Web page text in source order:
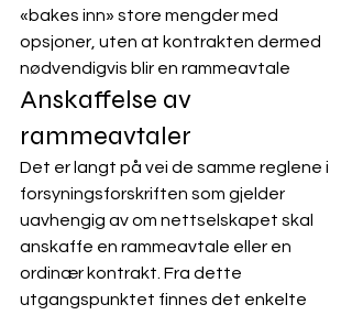
«bakes inn» store mengder med
opsjoner, uten at kontrakten dermed
nødvendigvis blir en rammeavtale
Anskaffelse av
rammeavtaler
Det er langt på vei de samme reglene i
forsyningsforskriften som gjelder
uavhengig av om nettselskapet skal
anskaffe en rammeavtale eller en
ordinær kontrakt. Fra dette
utgangspunktet finnes det enkelte